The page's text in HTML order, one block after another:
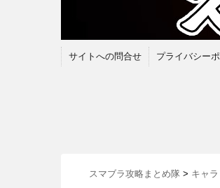
サイトへの問合せ プライバシー
スマブラ攻略まとめ隊 > キャラ